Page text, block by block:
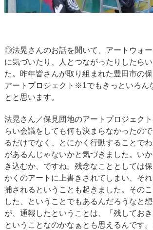
◎法晃さんのお話を聞いて、アートウォ
に気づいたり、人とつながったりしたら
た。昨年皆さんが取り組まれた豊田市の
アートプロジェクト※1でもきっといろん
とと思います。
法晃さん／保見団地のアートプロジェクト
らい会議をしても何も決まらなかったの
るだけでなく、とにかく行動することで
があるんじゃないかと気づきました。い
き込むか、ですね。残念なこととしては
かくのアートに上書きされてしまい、そ
捕されるということも起きました。その
した、ということでもあるんだろうなと
が、通報したということは、「残してお
ということなのかなぁとも思えるんです